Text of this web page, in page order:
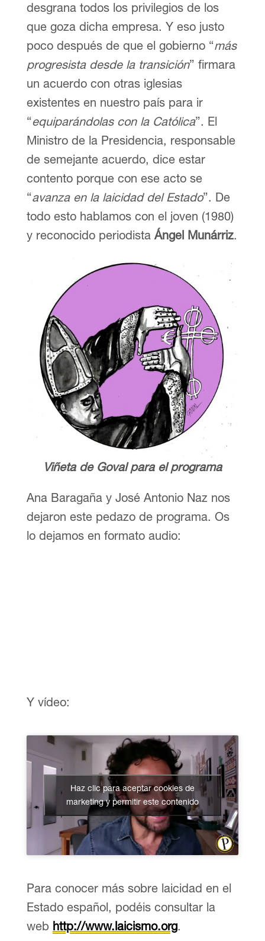
desgrana todos los privilegios de los
que goza dicha empresa. Y eso justo
poco después de que el gobierno “más
progresista desde la transición” firmara
un acuerdo con otras iglesias
existentes en nuestro país para ir
“equiparándolas con la Católica”. El
Ministro de la Presidencia, responsable
de semejante acuerdo, dice estar
contento porque con ese acto se
“avanza en la laicidad del Estado”. De
todo esto hablamos con el joven (1980)
y reconocido periodista Ángel Munárriz.
Viñeta de Goval para el programa
Ana Baragaña y José Antonio Naz nos
dejaron este pedazo de programa. Os
lo dejamos en formato audio:
Y vídeo:
Haz clic para aceptar cookies de
marketing y permitir este contenido
Para conocer más sobre laicidad en el
Estado español, podéis consultar la
web http://www.laicismo.org.